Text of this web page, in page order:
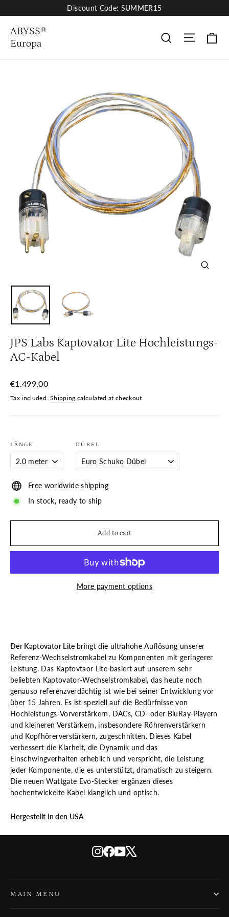
to
content
Discount Code: SUMMER15
ABYSS®
Europa
Suche Site
JPS Labs Kaptovator Lite Hochleistungs-
AC-Kabel
Regular
€1.499,00
Tax included. Shipping calculated at checkout.
LÄNGE DÜBEL
Free worldwide shipping
In stock, ready to ship
Add to cart
More payment options
Der Kaptovator Lite bringt die ultrahohe Auflösung unserer
Referenz-Wechselstromkabel zu Komponenten mit geringerer
Leistung. Das Kaptovtaor Lite basiert auf unserem sehr
beliebten Kaptovator-Wechselstromkabel, das heute noch
genauso referenzverdächtig ist wie bei seiner Entwicklung vor
über 15 Jahren. Es ist speziell auf die Bedürfnisse von
Hochleistungs-Vorverstärkern, DACs, CD- oder BluRay-Playern
und kleineren Verstärkern, insbesondere Röhrenverstärkern
und Kopfhörerverstärkern, zugeschnitten. Dieses Kabel
verbessert die Klarheit, die Dynamik und das
Einschwingverhalten erheblich und verspricht, die Leistung
jeder Komponente, die es unterstützt, dramatisch zu steigern.
Die neuen Wattgate Evo-Stecker ergänzen dieses
hochentwickelte Kabel klanglich und optisch.
Hergestellt in den USA
Instagram
Facebook
YouTube
MAIN MENU